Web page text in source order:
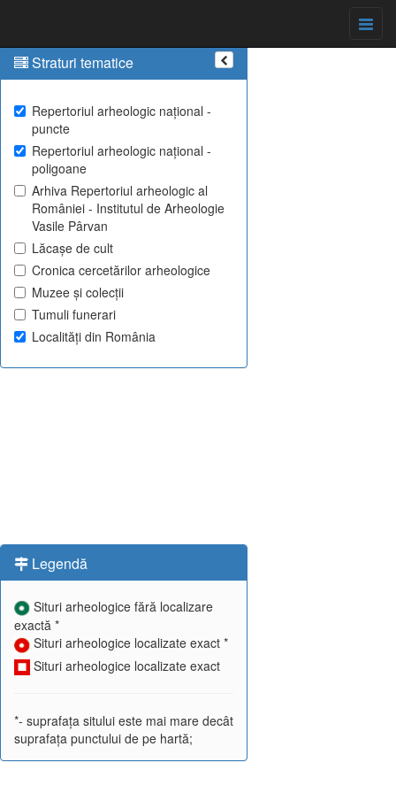
Straturi tematice
Repertoriul arheologic național -
puncte
Repertoriul arheologic național -
poligoane
Arhiva Repertoriul arheologic al
României - Institutul de Arheologie
Vasile Pârvan
Lăcașe de cult
Cronica cercetărilor arheologice
Muzee și colecții
Tumuli funerari
Localități din România
Legendă
Situri arheologice fără localizare
exactă *
Situri arheologice localizate exact *
Situri arheologice localizate exact
*- suprafața sitului este mai mare decât
suprafața punctului de pe hartă;